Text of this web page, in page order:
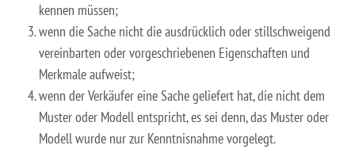
kennen müssen;
wenn die Sache nicht die ausdrücklich oder stillschweigend
vereinbarten oder vorgeschriebenen Eigenschaften und
Merkmale aufweist;
wenn der Verkäufer eine Sache geliefert hat, die nicht dem
Muster oder Modell entspricht, es sei denn, das Muster oder
Modell wurde nur zur Kenntnisnahme vorgelegt.